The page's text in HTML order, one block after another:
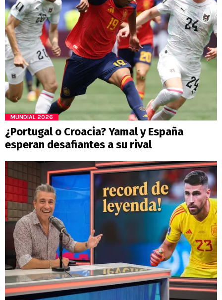
MUNDIAL 2026
¿Portugal o Croacia? Yamal y España
esperan desafiantes a su rival